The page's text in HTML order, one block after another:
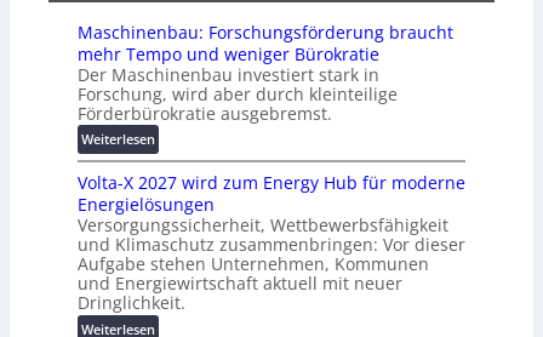
i
e
r
u
n
g
s
l
ö
s
u
n
g
e
e
e
s
c
h
u
t
z
u
n
d
d
i
g
i
Maschinenbau: Forschungsförderung braucht
mehr Tempo und weniger Bürokratie
Der Maschinenbau investiert stark in
Forschung, wird aber durch kleinteilige
Förderbürokratie ausgebremst.
Weiterlesen:
M
a
s
c
h
i
n
e
Volta-X 2027 wird zum Energy Hub für moderne
Energielösungen
Versorgungssicherheit, Wettbewerbsfähigkeit
und Klimaschutz zusammenbringen: Vor dieser
Aufgabe stehen Unternehmen, Kommunen
und Energiewirtschaft aktuell mit neuer
Dringlichkeit.
Weiterlesen: